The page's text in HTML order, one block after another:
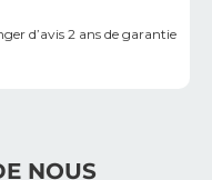
d’avis 2 ans de garantie
NOUS